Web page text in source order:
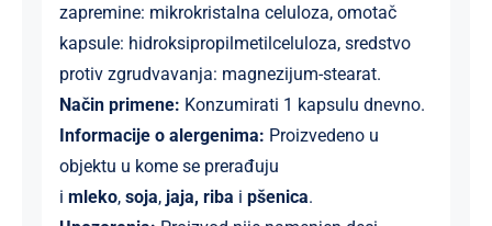
zapremine: mikrokristalna celuloza, omotač
kapsule: hidroksipropilmetilceluloza, sredstvo
protiv zgrudvavanja: magnezijum-stearat.
Način primene: Konzumirati 1 kapsulu dnevno.
Informacije o alergenima: Proizvedeno u
objektu u kome se prerađuju
i mleko, soja, jaja, riba i pšenica.